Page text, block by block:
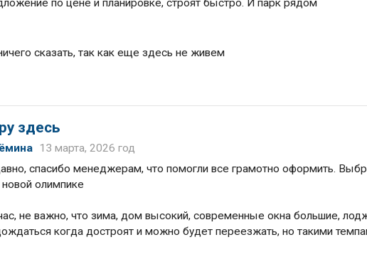
по цене и планировке, строят быстро. И парк рядом
сказать, так как еще здесь не живем
здесь
13 марта, 2026 год
спасибо менеджерам, что помогли все грамотно оформить.
олимпике
не важно, что зима, дом высокий, современные окна большие,
когда достроят и можно будет переезжать, но такими